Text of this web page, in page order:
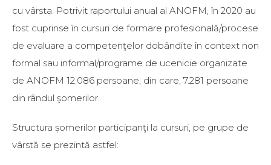
cu vârsta. Potrivit raportului anual al ANOFM, în 2020 au
fost cuprinse în cursuri de formare profesională/procese
de evaluare a competenţelor dobândite în context non
formal sau informal/programe de ucenicie organizate
de ANOFM 12.086 persoane, din care, 7.281 persoane
din rândul şomerilor.
Structura șomerilor participanţi la cursuri, pe grupe de
vârstă se prezintă astfel: